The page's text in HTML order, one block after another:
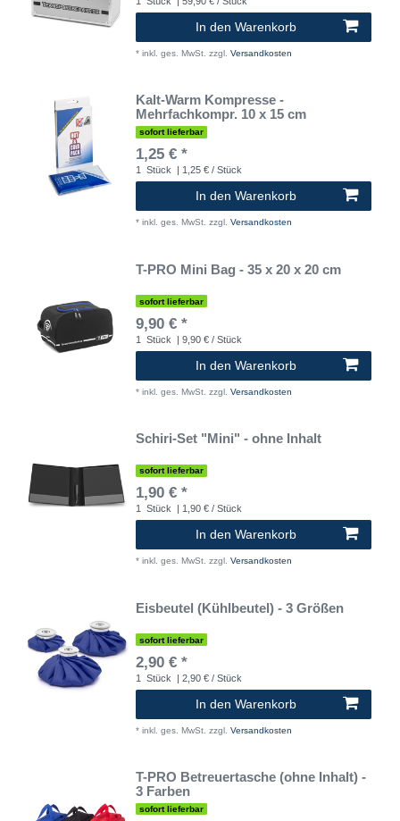
In den Warenkorb
* inkl. ges. MwSt. zzgl. Versandkosten
Kalt-Warm Kompresse -
Mehrfachkompr. 10 x 15 cm
sofort lieferbar
1,25 € *
1 Stück | 1,25 € / Stück
In den Warenkorb
* inkl. ges. MwSt. zzgl. Versandkosten
T-PRO Mini Bag - 35 x 20 x 20 cm
sofort lieferbar
9,90 € *
1 Stück | 9,90 € / Stück
In den Warenkorb
* inkl. ges. MwSt. zzgl. Versandkosten
Schiri-Set "Mini" - ohne Inhalt
sofort lieferbar
1,90 € *
1 Stück | 1,90 € / Stück
In den Warenkorb
* inkl. ges. MwSt. zzgl. Versandkosten
Eisbeutel (Kühlbeutel) - 3 Größen
sofort lieferbar
2,90 € *
1 Stück | 2,90 € / Stück
In den Warenkorb
* inkl. ges. MwSt. zzgl. Versandkosten
T-PRO Betreuertasche (ohne Inhalt) -
3 Farben
sofort lieferbar